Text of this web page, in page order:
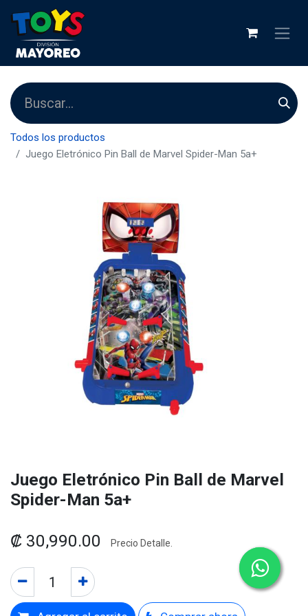
Todos los productos
Juego Eletrónico Pin Ball de Marvel Spider-Man 5a+
Juego Eletrónico Pin Ball de Marvel
Spider-Man 5a+
₡ 30,990.00 Precio Detalle.